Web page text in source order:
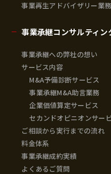
事業再生アドバイザリー業務
事業承継コンサルティン
事業承継への弊社の想い
サービス内容
M&A予備診断サービス
事業承継M&A助言業務
企業価値算定サービス
セカンドオピニオンサー
ご相談から実行までの流れ
料金体系
事業承継成約実績
よくあるご質問